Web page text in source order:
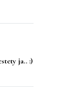
ja.. :)